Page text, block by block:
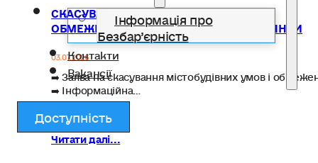
Інформація про
Безбар’єрність
Контакти
Вакансії
Доступність
СКАСУВАННЯ МІСТОБУДІВНИХ УМОВ ТА
ОБМЕЖЕНЬ ЗАБУДОВИ ЗЕМЕЛЬНОЇ ДІЛЯНКИ
03.07.2026
➡️ Заява на скасування містобудівних умов і
➡️ Інформаційна…
Читати далі...